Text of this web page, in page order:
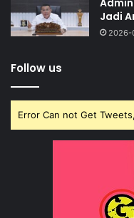
Jadi
2026-
Follow us
Error Can not Get